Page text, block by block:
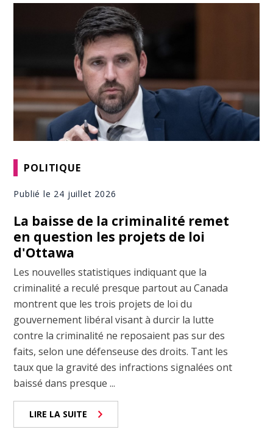
POLITIQUE
Publié le 24 juillet 2026
La baisse de la criminalité remet
en question les projets de loi
d'Ottawa
Les nouvelles statistiques indiquant que la
criminalité a reculé presque partout au Canada
montrent que les trois projets de loi du
gouvernement libéral visant à durcir la lutte
contre la criminalité ne reposaient pas sur des
faits, selon une défenseuse des droits. Tant les
taux que la gravité des infractions signalées ont
baissé dans presque ...
LIRE LA SUITE